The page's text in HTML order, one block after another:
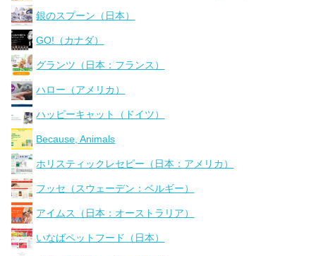
銀のスプーン（日本）
GO!（カナダ）
グランツ（日本：フランス）
ハロー（アメリカ）
ハッピーキャット（ドイツ）
Because, Animals
ホリスティックレセピー（日本：アメリカ）
フッセ（スウェーデン：ベルギー）
アイムス（日本：オーストラリア）
いなばペットフード（日本）